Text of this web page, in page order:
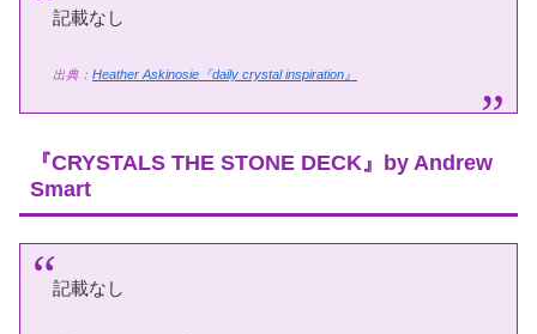
記載なし
出典： Heather Askinosie『daily crystal inspiration』
『CRYSTALS THE STONE DECK』by Andrew
Smart
記載なし